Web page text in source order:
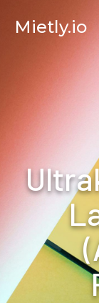
Mietly.io